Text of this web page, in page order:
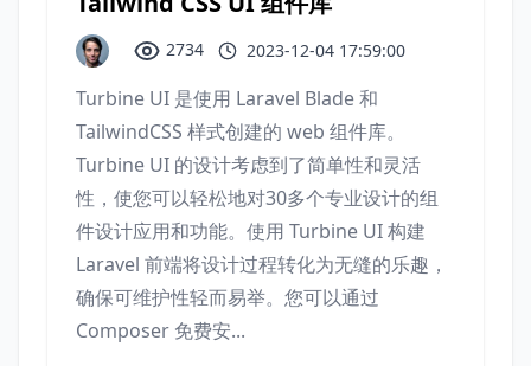
2734 2023-12-04 17:59:00
Turbine UI 是使用 Laravel Blade 和
TailwindCSS 样式创建的 web 组件库。
Turbine UI 的设计考虑到了简单性和灵活
性，使您可以轻松地对30多个专业设计的组
件设计应用和功能。使用 Turbine UI 构建
Laravel 前端将设计过程转化为无缝的乐趣，
确保可维护性轻而易举。您可以通过
Composer 免费安...